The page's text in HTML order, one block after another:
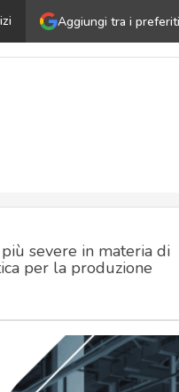
Aggiungi tra i
registrazione a
severe in materia di
per la produzione